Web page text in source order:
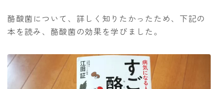
酪酸菌について、詳しく知りたかったため、下記の
本を読み、酪酸菌の効果を学びました。